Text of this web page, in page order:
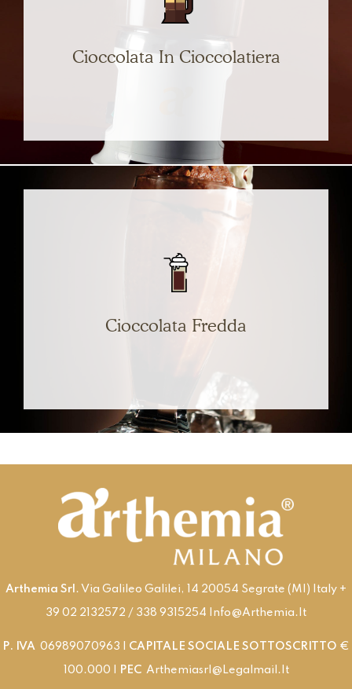
SCOPRI
Cioccolata In Cioccolatiera
Garantisce un'autonomia maggiore grazie alla
Cioccolata Fredda
stagioni con le nostre cioccolate fredde.
Arthemia Srl . Via Galileo Galilei, 14 20054 Segrate (MI) Italy +
39 02 2132572 / 338 9315254 Info@arthemia.it
P. IVA 06989070963 | CAPITALE SOCIALE SOTTOSCRITTO €
100.000 | PEC Arthemiasrl@legalmail.it